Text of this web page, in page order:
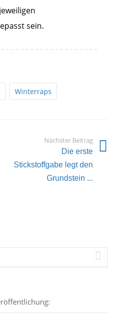
sein.
Winterraps
Nächster Beitrag
Die erste
Stickstoffgabe legt den
Grundstein ...